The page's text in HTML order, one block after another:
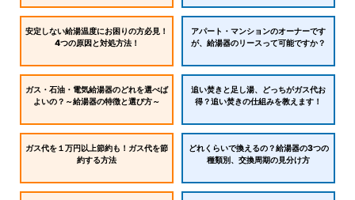
安定しない給湯温度にお困りの方必見！
4つの原因と対処方法！
アパート・マンションのオーナーです
が、給湯器のリースって可能ですか？
ガス・石油・電気給湯器のどれを選べば
よいの？～給湯器の特徴と選び方～
追い焚きと足し湯、どっちがガス代お
得？追い焚きの仕組みを教えます！
ガス代を１万円以上節約も！ガス代を節
約する方法
どれくらいで換えるの？給湯器の3つの
種類別、交換周期の見分け方